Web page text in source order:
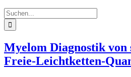
Suche
nach:
Myelom Diagnostik von
Freie-Leichtketten-